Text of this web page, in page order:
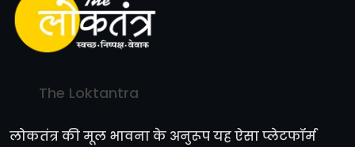
The Loktantra
लोकतंत्र की मूल भावना के अनुरूप यह ऐसा प्लेटफॉर्म